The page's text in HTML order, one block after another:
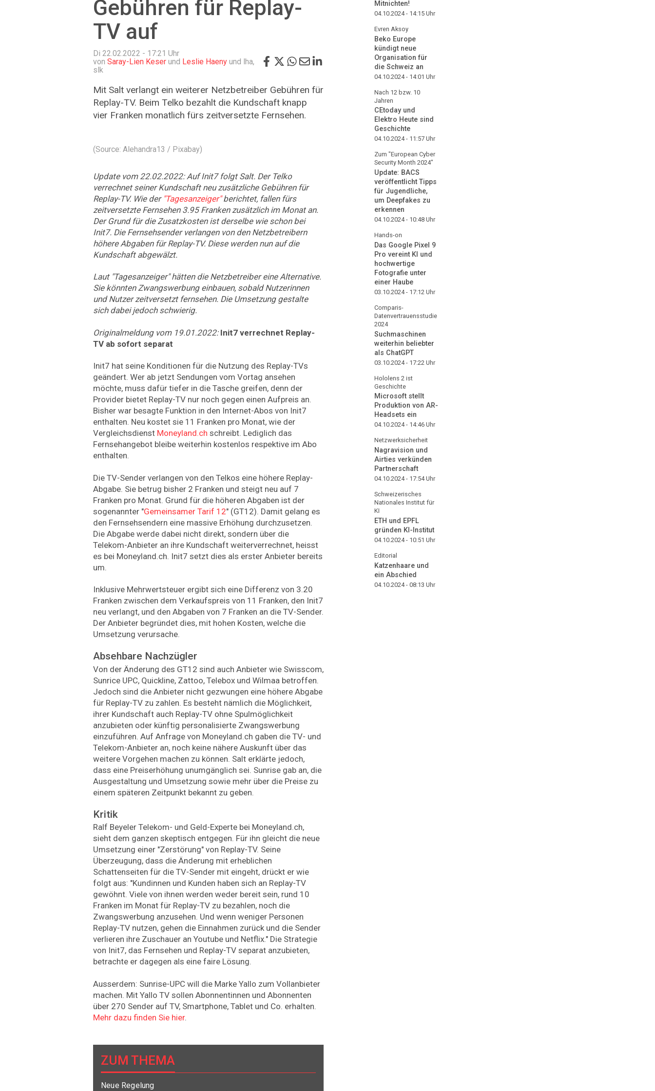
Gebühren für Replay-
TV auf
Di 22.02.2022 - 17:21 Uhr
von Saray-Lien Keser und Leslie Haeny und lha,
slk
Mit Salt verlangt ein weiterer Netzbetreiber Gebühren für
Replay-TV. Beim Telko bezahlt die Kundschaft knapp
vier Franken monatlich fürs zeitversetzte Fernsehen.
(Source: Alehandra13 / Pixabay)
Update vom 22.02.2022: Auf Init7 folgt Salt. Der Telko
verrechnet seiner Kundschaft neu zusätzliche Gebühren für
Replay-TV. Wie der "Tagesanzeiger"berichtet, fallen fürs
zeitversetzte Fernsehen 3.95 Franken zusätzlich im Monat an.
Der Grund für die Zusatzkosten ist derselbe wie schon bei
Init7. Die Fernsehsender verlangen von den Netzbetreibern
höhere Abgaben für Replay-TV. Diese werden nun auf die
Kundschaft abgewälzt.
Laut "Tagesanzeiger" hätten die Netzbetreiber eine Alternative.
Sie könnten Zwangswerbung einbauen, sobald Nutzerinnen
und Nutzer zeitversetzt fernsehen. Die Umsetzung gestalte
sich dabei jedoch schwierig.
Originalmeldung vom 19.01.2022: Init7 verrechnet Replay-
TV ab sofort separat
Init7 hat seine Konditionen für die Nutzung des Replay-TVs
geändert. Wer ab jetzt Sendungen vom Vortag ansehen
möchte, muss dafür tiefer in die Tasche greifen, denn der
Provider bietet Replay-TV nur noch gegen einen Aufpreis an.
Bisher war besagte Funktion in den Internet-Abos von Init7
enthalten. Neu kostet sie 11 Franken pro Monat, wie der
Vergleichsdienst Moneyland.ch schreibt. Lediglich das
Fernsehangebot bleibe weiterhin kostenlos respektive im Abo
enthalten.
Die TV-Sender verlangen von den Telkos eine höhere Replay-
Abgabe. Sie betrug bisher 2 Franken und steigt neu auf 7
Franken pro Monat. Grund für die höheren Abgaben ist der
sogenannter "Gemeinsamer Tarif 12" (GT12). Damit gelang es
den Fernsehsendern eine massive Erhöhung durchzusetzen.
Die Abgabe werde dabei nicht direkt, sondern über die
Telekom-Anbieter an ihre Kundschaft weiterverrechnet, heisst
es bei Moneyland.ch. Init7 setzt dies als erster Anbieter bereits
um.
Inklusive Mehrwertsteuer ergibt sich eine Differenz von 3.20
Franken zwischen dem Verkaufspreis von 11 Franken, den Init7
neu verlangt, und den Abgaben von 7 Franken an die TV-Sender.
Der Anbieter begründet dies, mit hohen Kosten, welche die
Umsetzung verursache.
Absehbare Nachzügler
Von der Änderung des GT12 sind auch Anbieter wie Swisscom,
Sunrice UPC, Quickline, Zattoo, Telebox und Wilmaa betroffen.
Jedoch sind die Anbieter nicht gezwungen eine höhere Abgabe
für Replay-TV zu zahlen. Es besteht nämlich die Möglichkeit,
ihrer Kundschaft auch Replay-TV ohne Spulmöglichkeit
anzubieten oder künftig personalisierte Zwangswerbung
einzuführen. Auf Anfrage von Moneyland.ch gaben die TV- und
Telekom-Anbieter an, noch keine nähere Auskunft über das
weitere Vorgehen machen zu können. Salt erklärte jedoch,
dass eine Preiserhöhung unumgänglich sei. Sunrise gab an, die
Ausgestaltung und Umsetzung sowie mehr über die Preise zu
einem späteren Zeitpunkt bekannt zu geben.
Kritik
Ralf Beyeler Telekom- und Geld-Experte bei Moneyland.ch,
sieht dem ganzen skeptisch entgegen. Für ihn gleicht die neue
Umsetzung einer "Zerstörung" von Replay-TV. Seine
Überzeugung, dass die Änderung mit erheblichen
Schattenseiten für die TV-Sender mit eingeht, drückt er wie
folgt aus: "Kundinnen und Kunden haben sich an Replay-TV
gewöhnt. Viele von ihnen werden weder bereit sein, rund 10
Franken im Monat für Replay-TV zu bezahlen, noch die
Zwangswerbung anzusehen. Und wenn weniger Personen
Replay-TV nutzen, gehen die Einnahmen zurück und die Sender
verlieren ihre Zuschauer an Youtube und Netflix." Die Strategie
von Init7, das Fernsehen und Replay-TV separat anzubieten,
betrachte er dagegen als eine faire Lösung.
Ausserdem: Sunrise-UPC will die Marke Yallo zum Vollanbieter
machen. Mit Yallo TV sollen Abonnentinnen und Abonnenten
über 270 Sender auf TV, Smartphone, Tablet und Co. erhalten.
Mehr dazu finden Sie hier.
ZUM THEMA
Neue Regelung
Mitnichten!
04.10.2024 - 14:15 Uhr
Evren Aksoy
Beko Europe
kündigt neue
Organisation für
die Schweiz an
04.10.2024 - 14:01 Uhr
Nach 12 bzw. 10
Jahren
CEtoday und
Elektro Heute sind
Geschichte
04.10.2024 - 11:57 Uhr
Zum "European Cyber
Security Month 2024"
Update: BACS
veröffentlicht Tipps
für Jugendliche,
um Deepfakes zu
erkennen
04.10.2024 - 10:48 Uhr
Hands-on
Das Google Pixel 9
Pro vereint KI und
hochwertige
Fotografie unter
einer Haube
03.10.2024 - 17:12 Uhr
Comparis-
Datenvertrauensstudie
2024
Suchmaschinen
weiterhin beliebter
als ChatGPT
03.10.2024 - 17:22 Uhr
Hololens 2 ist
Geschichte
Microsoft stellt
Produktion von AR-
Headsets ein
04.10.2024 - 14:46 Uhr
Netzwerksicherheit
Nagravision und
Airties verkünden
Partnerschaft
04.10.2024 - 17:54Uhr
Schweizerisches
Nationales Institut für
KI
ETH und EPFL
gründen KI-Institut
04.10.2024 - 10:51 Uhr
Editorial
Katzenhaare und
ein Abschied
04.10.2024 - 08:13 Uhr